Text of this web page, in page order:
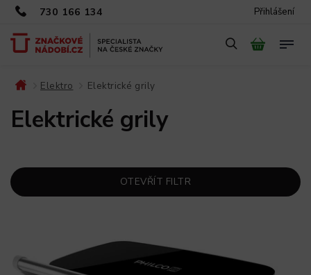
730 166 134 Přihlášení
Elektro Elektrické grily
Elektrické grily
OTEVŘÍT FILTR